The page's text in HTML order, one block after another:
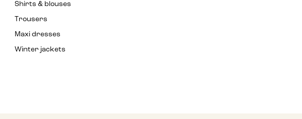
Shirts & blouses
Trousers
Maxi dresses
Winter jackets